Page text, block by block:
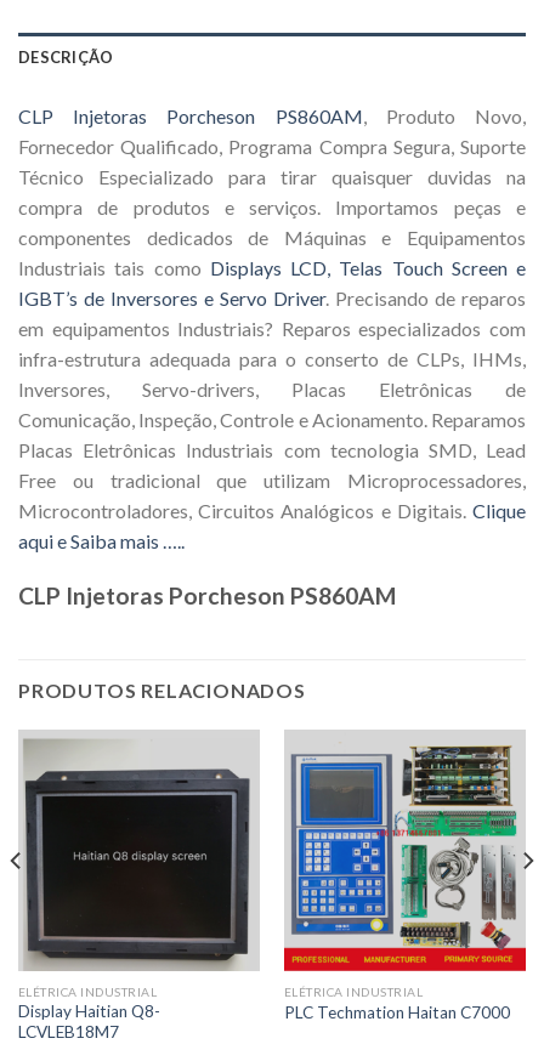
DESCRIÇÃO
CLP Injetoras Porcheson PS860AM, Produto Novo,
Fornecedor Qualificado, Programa Compra Segura, Suporte
Técnico Especializado para tirar quaisquer duvidas na
compra de produtos e serviços. Importamos peças e
componentes dedicados de Máquinas e Equipamentos
Industriais tais como Displays LCD, Telas Touch Screen e
IGBT’s de Inversores e Servo Driver. Precisando de reparos
em equipamentos Industriais? Reparos especializados com
infra-estrutura adequada para o conserto de CLPs, IHMs,
Inversores, Servo-drivers, Placas Eletrônicas de
Comunicação, Inspeção, Controle e Acionamento. Reparamos
Placas Eletrônicas Industriais com tecnologia SMD, Lead
Free ou tradicional que utilizam Microprocessadores,
Microcontroladores, Circuitos Analógicos e Digitais. Clique
aqui e Saiba mais …..
CLP Injetoras Porcheson PS860AM
PRODUTOS RELACIONADOS
ELÉTRICA INDUSTRIAL
Display Haitian Q8-
LCVLEB18M7
ELÉTRICA INDUSTRIAL
PLC Techmation Haitan C7000